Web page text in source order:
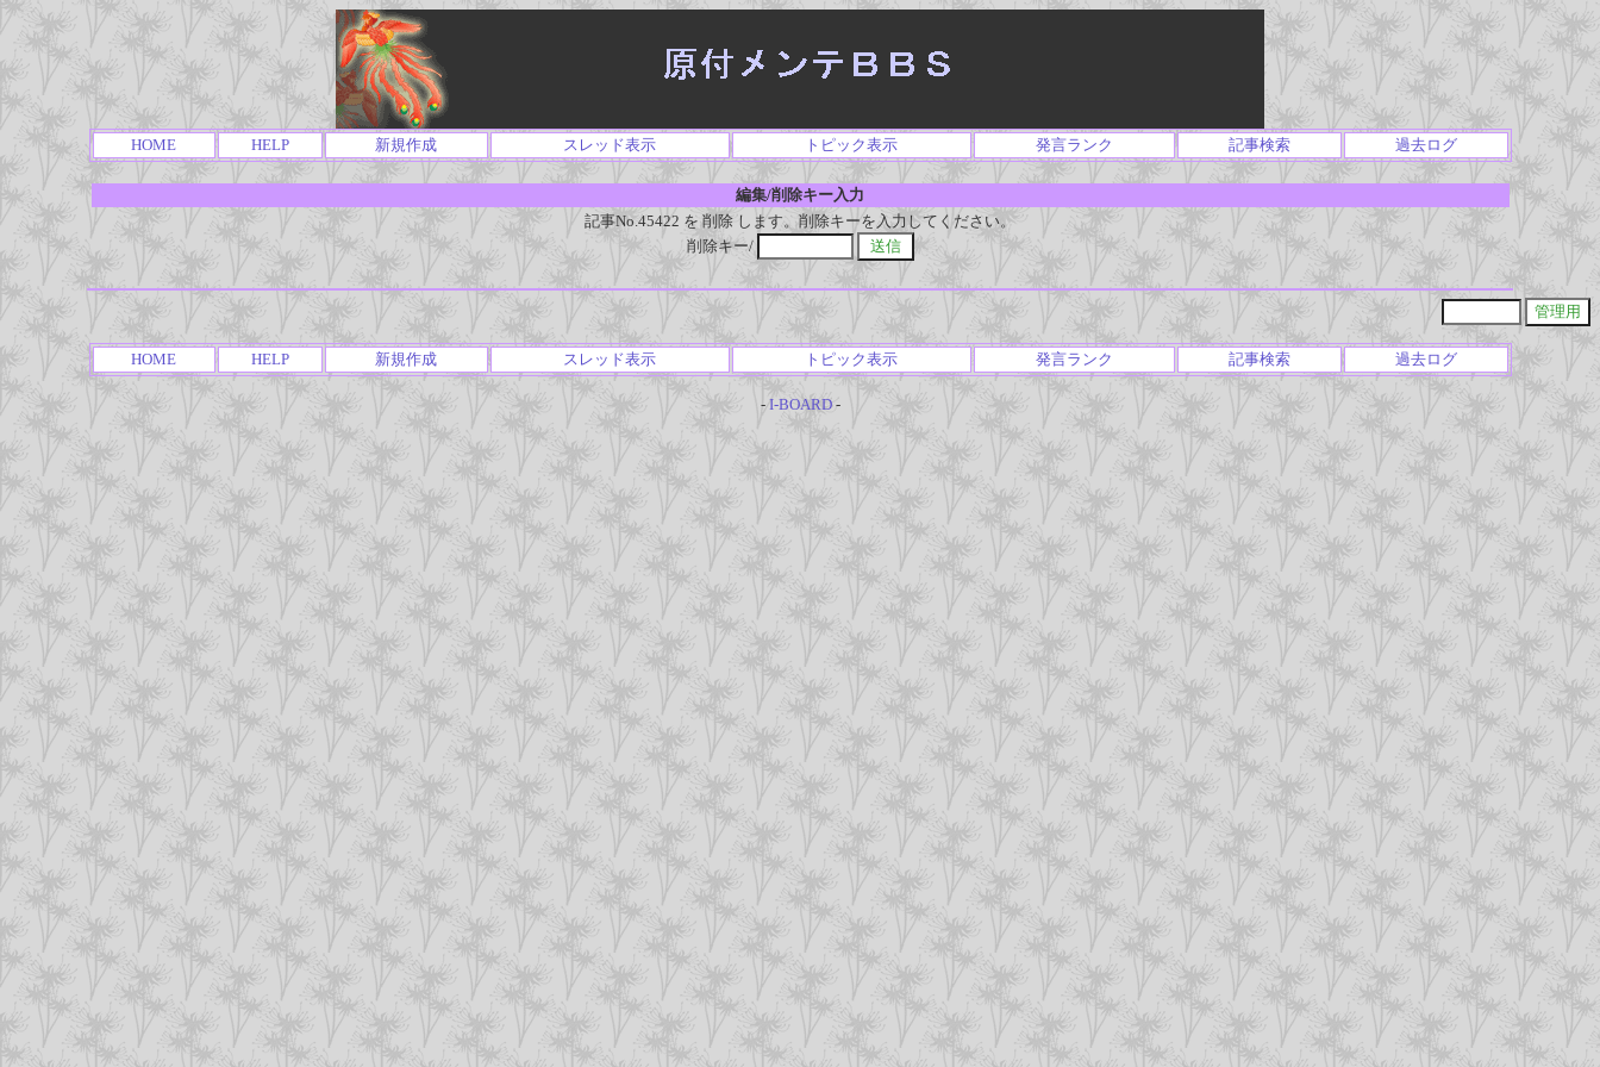
HOME HELP 新規作成 スレッド表示 トピック表示 発言ランク 記事検索 過去ログ
編集/削除キー入力
記事No.45422 を 削除 します。削除キーを入力してください。
削除キー/
HOME HELP 新規作成 スレッド表示 トピック表示 発言ランク 記事検索 過去ログ
- I-BOARD-